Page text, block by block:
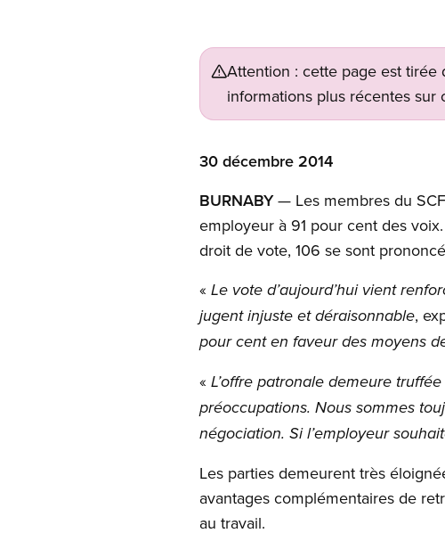
Attention : cette page est tirée
informations plus récentes sur
30 décembre 2014
BURNABY— Les membres du
employeur à 91 pour cent des
droit de vote, 106 se sont
« Le vote d’aujourd’hui vient
jugent injuste et déraisonnable,
pour cent en faveur des moyens
« L’offre patronale demeure
préoccupations. Nous sommes
négociation. Si l’employeur
Les parties demeurent très
avantages complémentaires de
au travail.